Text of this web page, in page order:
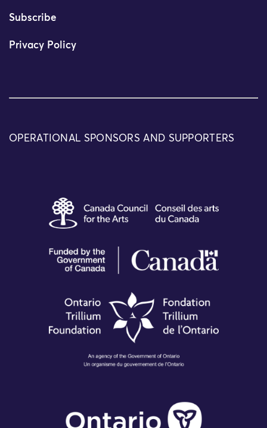
Subscribe
Privacy Policy
OPERATIONAL SPONSORS AND SUPPORTERS